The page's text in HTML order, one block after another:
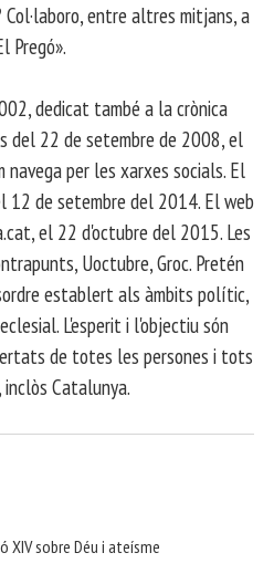
entre altres mitjans, a
Pregó».
dedicat també a la crònica
del 22 de setembre de 2008, el
per les xarxes socials. El
12 de setembre del 2014. El web
el 22 d'octubre del 2015. Les
Uoctubre, Groc. Pretén
establert als àmbits polític,
L'esperit i l'objectiu són
de totes les persones i tots
Catalunya.
XIV sobre Déu i ateísme